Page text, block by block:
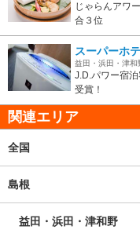
じゃらんアワ
合３位
スーパーホ
益田・浜田・津和
J.D.パワー宿
受賞！
関連エリア
全国
島根
益田・浜田・津和野